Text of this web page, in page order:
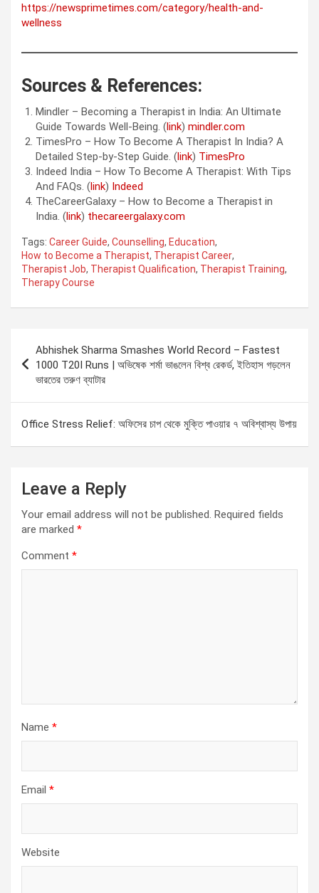
https://newsprimetimes.com/category/health-and-
wellness
Sources & References:
Mindler – Becoming a Therapist in India: An Ultimate
Guide Towards Well-Being. (link) mindler.com
TimesPro – How To Become A Therapist In India? A
Detailed Step-by-Step Guide. (link) TimesPro
Indeed India – How To Become A Therapist: With Tips
And FAQs. (link) Indeed
TheCareerGalaxy – How to Become a Therapist in
India. (link) thecareergalaxy.com
Tags: Career Guide, Counselling, Education,
How to Become a Therapist, Therapist Career,
Therapist Job, Therapist Qualification, Therapist Training,
Therapy Course
navigation
Abhishek Sharma Smashes World Record – Fastest
1000 T20I Runs | অভিষেক শর্মা ভাঙলেন বিশ্ব রেকর্ড, ইতিহাস গড়লেন
ভারতের তরুণ ব্যাটার
Office Stress Relief: অফিসের চাপ থেকে মুক্তি পাওয়ার ৭ অবিশ্বাস্য উপায়
Leave a Reply
Your email address will not be published. Required fields
are marked *
Comment *
Name *
Email *
Website